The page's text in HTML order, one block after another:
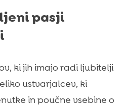
pasji
ki jih imajo radi ljubitelji
ustvarjalcev, ki
in poučne vsebine o